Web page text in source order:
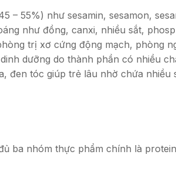
– 55%) như sesamin, sesamon,
như đồng, canxi, nhiều sắt,
trị xơ cứng động mạch, phòng
dưỡng do thành phần có nhiều
đen tóc giúp trẻ lâu nhờ chứa nhiều
ba nhóm thực phẩm chính là